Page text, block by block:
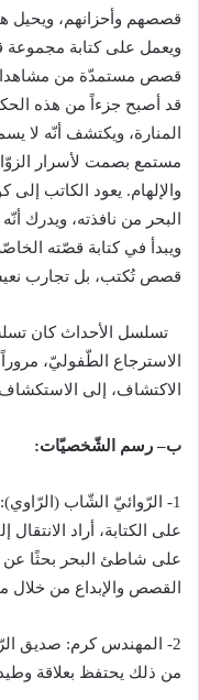
قصصهم وأحزانهم، ويحيل
ويعمل على كتابة
قصص مستمدّة من مشاهداته
قد أصبح جزءاً من هذه
المنارة، ويكتشف أنّه لا
مستمع بصمت لأسرار
والإلهام. يعود الكاتب إلى
البحر من نافذته، ويدرك
ويبدأ في كتابة قصّته
قصص تُكتب، بل تجارب
تسلسل الأحداث كان
الاسترجاع الطّفوليّ،
الاكتشاف، إلى الاستكشاف
ب–رسم الشّخصيّات:
1- الرّوائيّ الشّاب ( الرّاوي):
على الكتابة، أراد
على شاطئ البحر بحثًا عن
القصص والإبداع من خلال
2- المهندس كرم: صديق
من ذلك يحتفظ بعلاقة